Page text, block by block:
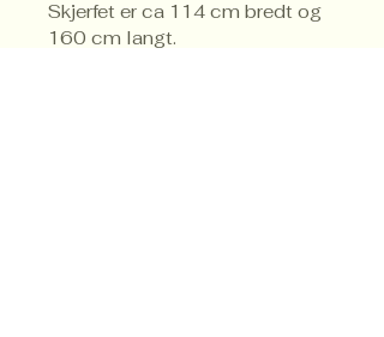
Skjerfet er ca 114 cm bredt og
160 cm langt.